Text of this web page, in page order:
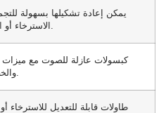
يمكن إعادة تشكيلها بسهولة
الاسترخاء أو الأحداث.
كبسولات عازلة للصوت مع
والخصوصية.
طاولات قابلة للتعديل للاسترخاء